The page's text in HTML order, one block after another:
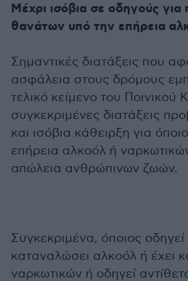
Μέχρι ισόβια σε οδηγούς
θανάτων υπό την επήρεια
Σημαντικές διατάξεις που
ασφάλεια στους δρόμους
τελικό κείμενο του Ποινικού
συγκεκριμένες διατάξεις
και ισόβια κάθειρξη για
επήρεια αλκοόλ ή
απώλεια ανθρώπινων ζωών.
Συγκεκριμένα, όποιος οδηγεί
καταναλώσει αλκοόλ ή έχει
ναρκωτικών ή οδηγεί